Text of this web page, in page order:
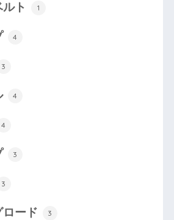
ルト 1
4
3
4
4
3
3
ロード 3